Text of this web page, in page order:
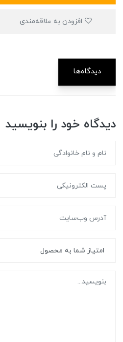
دیدگاه‌ها
دیدگاه خود را بنویسید